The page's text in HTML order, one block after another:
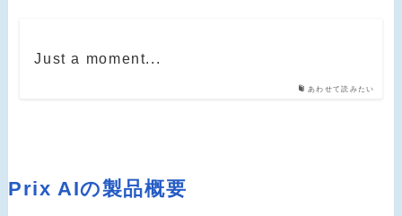
あわせて読みたい
Just a moment...
Prix AIの製品概要